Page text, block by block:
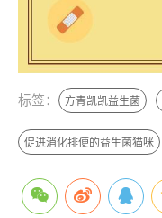
标签： 方青凯凯益生菌
促进消化排便的益生菌猫咪